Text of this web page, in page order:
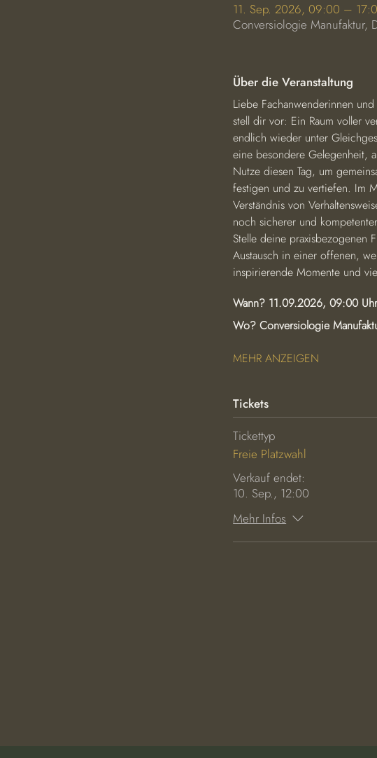
11. Sep. 2026, 09:00 –
Conversiologie Manufaktur,
Über die Veranstaltung
Liebe Fachanwenderinnen
stell dir vor: Ein Raum voller
endlich wieder unter
eine besondere Gelegenheit,
Nutze diesen Tag, um
festigen und zu vertiefen. Im
Verständnis von
noch sicherer und
Stelle deine praxisbezogenen
Austausch in einer offenen,
inspirierende Momente und
Wann? 11.09.2026, 09:00
Wo? Conversiologie
MEHR ANZEIGEN
Tickets
Tickettyp
Freie Platzwahl
Verkauf endet:
10. Sep., 12:00
Mehr Infos